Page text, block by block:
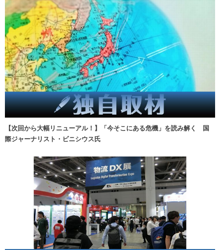
【次回から大幅リニューアル！】「今そこにある危機」を読み解く 国
際ジャーナリスト・ビニシウス氏